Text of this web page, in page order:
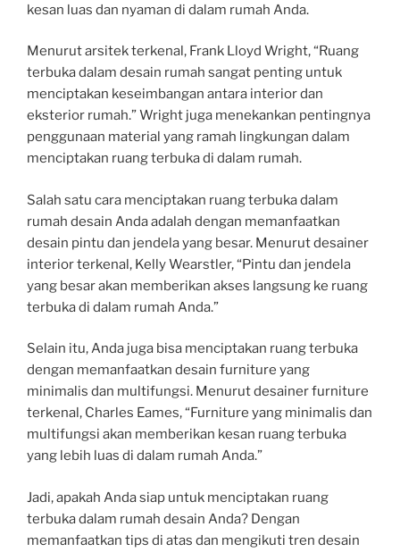
kesan luas dan nyaman di dalam rumah Anda.
Menurut arsitek terkenal, Frank Lloyd Wright, “Ruang
terbuka dalam desain rumah sangat penting untuk
menciptakan keseimbangan antara interior dan
eksterior rumah.” Wright juga menekankan pentingnya
penggunaan material yang ramah lingkungan dalam
menciptakan ruang terbuka di dalam rumah.
Salah satu cara menciptakan ruang terbuka dalam
rumah desain Anda adalah dengan memanfaatkan
desain pintu dan jendela yang besar. Menurut desainer
interior terkenal, Kelly Wearstler, “Pintu dan jendela
yang besar akan memberikan akses langsung ke ruang
terbuka di dalam rumah Anda.”
Selain itu, Anda juga bisa menciptakan ruang terbuka
dengan memanfaatkan desain furniture yang
minimalis dan multifungsi. Menurut desainer furniture
terkenal, Charles Eames, “Furniture yang minimalis dan
multifungsi akan memberikan kesan ruang terbuka
yang lebih luas di dalam rumah Anda.”
Jadi, apakah Anda siap untuk menciptakan ruang
terbuka dalam rumah desain Anda? Dengan
memanfaatkan tips di atas dan mengikuti tren desain